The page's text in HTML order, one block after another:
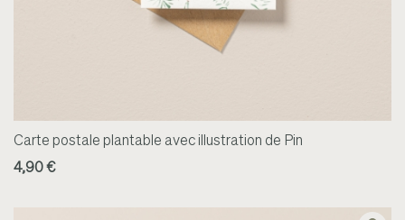
Carte postale plantable avec illustration de Pin
4,90 €